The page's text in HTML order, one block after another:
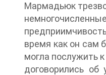
Мармадьюк
время как он сам
могла послужить
договорились